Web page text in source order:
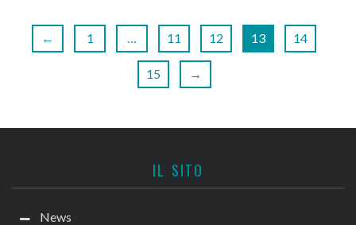
← 1 … 11 12 13 14
15 →
IL SITO
News